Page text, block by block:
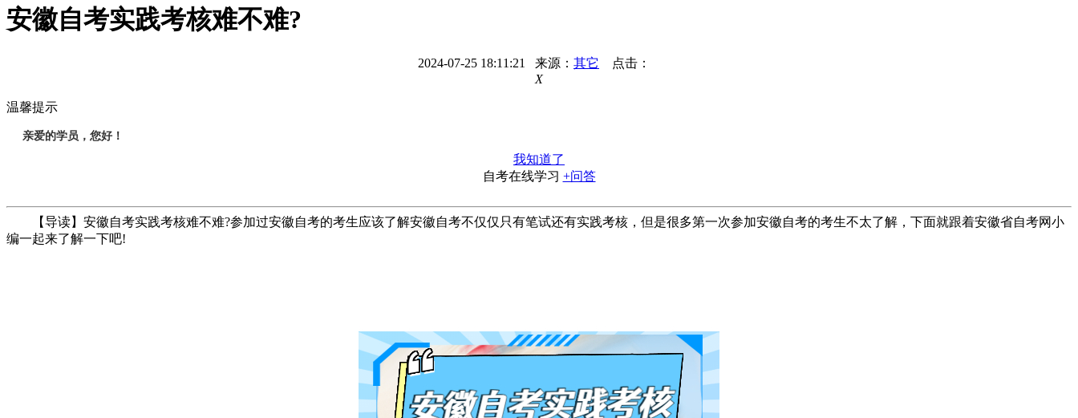
安徽自考实践考核难不难?
2024-07-25 18:11:21 来源： 其它
点击：
X
温馨提示
亲爱的学员，您好！
我知道了
自考在线学习 +问答
【导读】安徽自考实践考核难不难?参加过安徽自考的考生应该了解安徽自考不仅仅只有笔试还有实践考核，但是很多第一次参加安徽自考的考生不太了解，下面就跟着安徽省自考网小
编一起来了解一下吧!